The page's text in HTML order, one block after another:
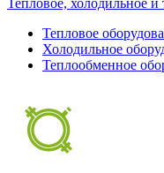
Тепловое, холодильное
Тепловое
Холодильное
Теплообменное